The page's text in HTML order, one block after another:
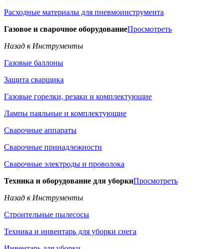
Расходные материалы для пневмоинструмента
Газовое и сварочное оборудованиеПросмотреть
Назад к Инструменты
Газовые баллоны
Защита сварщика
Газовые горелки, резаки и комплектующие
Лампы паяльные и комплектующие
Сварочные аппараты
Сварочные принадлежности
Сварочные электроды и проволока
Техника и оборудование для уборкиПросмотреть
Назад к Инструменты
Строительные пылесосы
Техника и инвентарь для уборки снега